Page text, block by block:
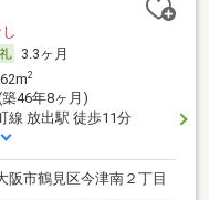
3.3ヶ月
2
46年8ヶ月)
線 放出駅 徒歩11分
阪市鶴見区今津南２丁目